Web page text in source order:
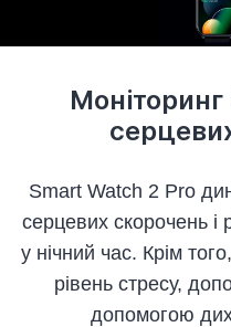
Моніторинг
Smart Watch 2 Pro
серцевих скорочень і
у нічний час. Крім
рівень стресу,
допомогою